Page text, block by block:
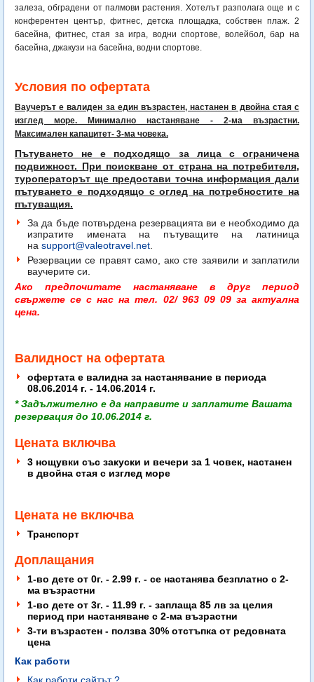
залеза, обградени от палмови растения. Хотелът разполага още и с
конферентен център, фитнес, детска площадка, собствен плаж. 2
басейна, фитнес, стая за игра, водни спортове, волейбол, бар на
басейна, джакузи на басейна, водни спортове.
Условия по офертата
Ваучерът е валиден за един възрастен, настанен в двойна стая с
изглед море. Минимално настаняване - 2-ма възрастни.
Максимален капацитет- 3-ма човека.
Пътуването не е подходящо за лица с ограничена
подвижност. При поискване от страна на потребителя,
туроператорът ще предостави точна информация дали
пътуването е подходящо с оглед на потребностите на
пътуващия.
За да бъде потвърдена резервацията ви е необходимо да
изпратите имената на пътуващите на латиница
на support@valeotravel.net
Резервации се правят само, ако сте заявили и заплатили
ваучерите си.
Ако предпочитате настаняване в друг период
свържете се с нас на тел. 02/ 963 09 09 за актуална
цена.
Валидност на офертата
офертата е валидна за настанявание в периода
08.06.2014 г. - 14.06.2014 г.
* Задължително е да направите и заплатите Вашата
резервация до 10.06.2014 г.
Цената включва
3 нощувки със закуски и вечери за 1 човек, настанен
в двойна стая с изглед море
Цената не включва
Транспорт
Доплащания
1-во дете от 0г. - 2.99 г. - се настанява безплатно с 2-
ма възрастни
1-во дете от 3г. - 11.99 г. - заплаща 85 лв за целия
период при настаняване с 2-ма възрастни
3-ти възрастен - ползва 30% отстъпка от редовната
цена
Как работи